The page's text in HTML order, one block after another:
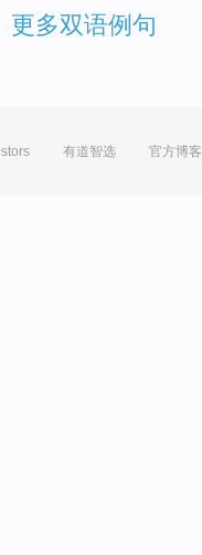
更多双语例句
有道智选 官方博客